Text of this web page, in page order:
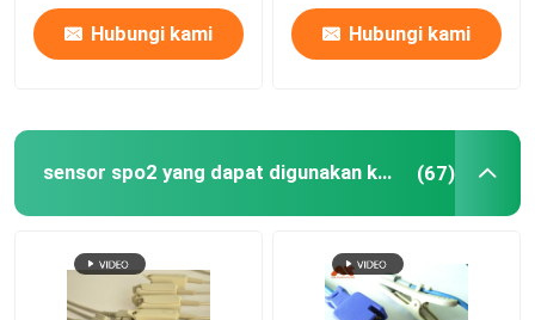
Hubungi kami Hubungi kami
sensor spo2 yang dapat digunakan kembali (67)